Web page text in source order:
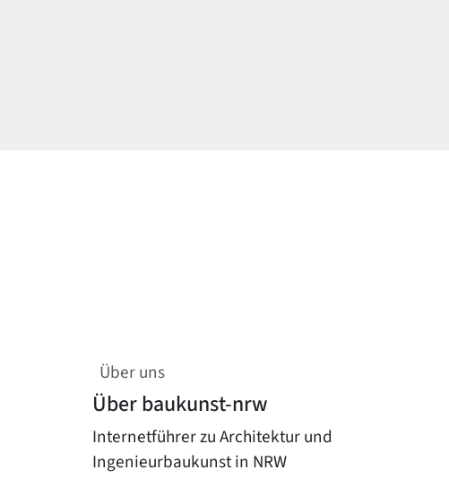
Über uns
Über baukunst-nrw
Internetführer zu Architektur und
Ingenieurbaukunst in NRW